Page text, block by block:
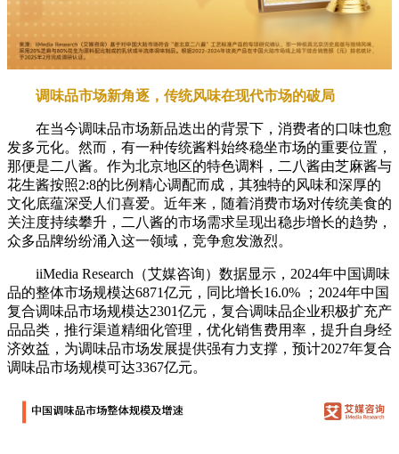
调味品市场新角逐，传统风味在现代市场的破局
在当今调味品市场新品迭出的背景下，消费者的口味也愈
发多元化。然而，有一种传统酱料始终稳坐市场的重要位置，
那便是二八酱。作为北京地区的特色调料，二八酱由芝麻酱与
花生酱按照2:8的比例精心调配而成，其独特的风味和深厚的
文化底蕴深受人们喜爱。近年来，随着消费市场对传统美食的
关注度持续攀升，二八酱的市场需求呈现出稳步增长的趋势，
众多品牌纷纷涌入这一领域，竞争愈发激烈。
iiMedia Research（艾媒咨询）数据显示，2024年中国调味
品的整体市场规模达6871亿元，同比增长16.0% ；2024年中国
复合调味品市场规模达2301亿元，复合调味品企业积极扩充产
品品类，推行渠道精细化管理，优化销售费用率，提升自身经
济效益，为调味品市场发展提供强有力支撑，预计2027年复合
调味品市场规模可达3367亿元。